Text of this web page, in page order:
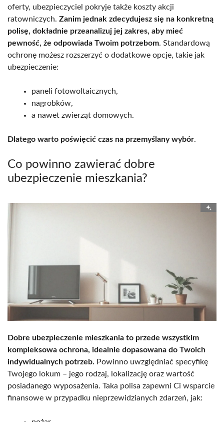
oferty, ubezpieczyciel pokryje także koszty akcji
ratowniczych. Zanim jednak zdecydujesz się na konkretną
polisę, dokładnie przeanalizuj jej zakres, aby mieć
pewność, że odpowiada Twoim potrzebom. Standardową
ochronę możesz rozszerzyć o dodatkowe opcje, takie jak
ubezpieczenie:
paneli fotowoltaicznych,
nagrobków,
a nawet zwierząt domowych.
Dlatego warto poświęcić czas na przemyślany wybór.
Co powinno zawierać dobre
ubezpieczenie mieszkania?
Dobre ubezpieczenie mieszkania to przede wszystkim
kompleksowa ochrona, idealnie dopasowana do Twoich
indywidualnych potrzeb. Powinno uwzględniać specyfikę
Twojego lokum – jego rodzaj, lokalizację oraz wartość
posiadanego wyposażenia. Taka polisa zapewni Ci wsparcie
finansowe w przypadku nieprzewidzianych zdarzeń, jak: